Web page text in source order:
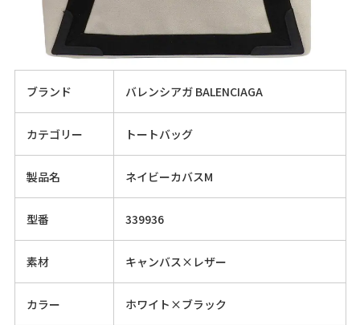
ブランド バレンシアガ BALENCIAGA
カテゴリー トートバッグ
製品名 ネイビーカバスM
型番 339936
素材 キャンバス×レザー
カラー ホワイト×ブラック